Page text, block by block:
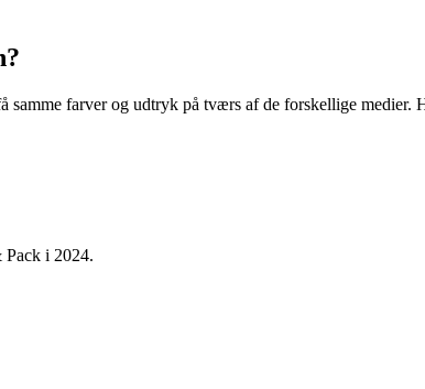
samme farver og udtryk på tværs af de forskellige
Pack i 2024.